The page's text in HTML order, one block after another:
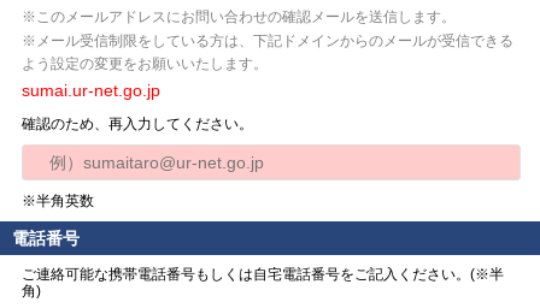
※このメールアドレスにお問い合わせの確認メールを送信します。
※メール受信制限をしている方は、下記ドメインからのメールが受信できる
よう設定の変更をお願いいたします。
sumai.ur-net.go.jp
確認のため、再入力してください。
※半角英数
電話番号
ご連絡可能な携帯電話番号もしくは自宅電話番号をご記入ください。(※半
角)